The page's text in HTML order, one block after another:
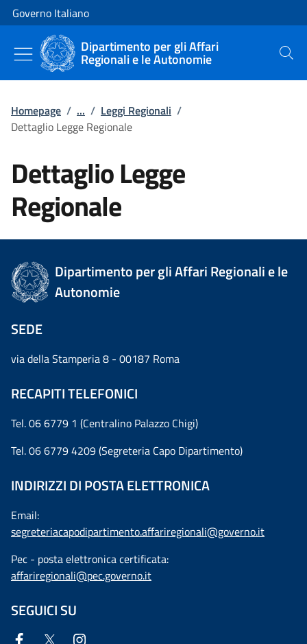
Vai al contenuto
Vai alla navigazione del sito
Governo Italiano
Dipartimento per gli Affari
Regionali e le Autonomie Cerca
Homepage / ... / Leggi Regionali /
Dettaglio Legge Regionale
Dettaglio Legge
Regionale
Dipartimento per gli Affari Regionali e le
Autonomie
SEDE
via della Stamperia 8 - 00187 Roma
RECAPITI TELEFONICI
Tel. 06 6779 1 (Centralino Palazzo Chigi)
Tel. 06 6779 4209 (Segreteria Capo Dipartimento)
INDIRIZZI DI POSTA ELETTRONICA
Email:
segreteriacapodipartimento.affariregionali@governo.it
Pec - posta elettronica certificata:
affariregionali@pec.governo.it
SEGUICI SU